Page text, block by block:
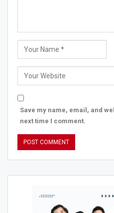
Save my name, email, and
next time I comment.